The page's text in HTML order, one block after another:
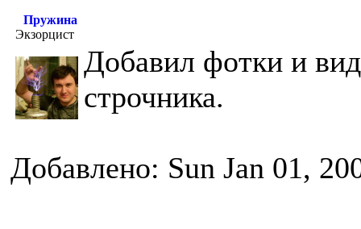
Пружина
Экзорцист
Добавил фотки и
строчника.
Добавлено: Sun Jan 01,